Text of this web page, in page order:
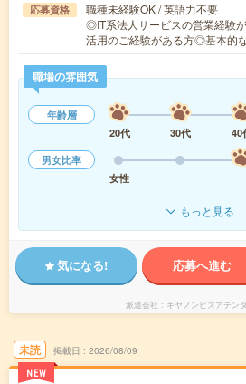
応募資格
職種未経験OK / 英語力不要
◎IT系法人サービスの営業経験
活用のご経験がある方◎基本的
職場の雰囲気
年齢層
20代
30代 40
男女比率
女性
もっと見る
気になる! 応募へ進む
派遣会社 キヤノンビズアテン
未読
NEW
掲載日 2026/08/09